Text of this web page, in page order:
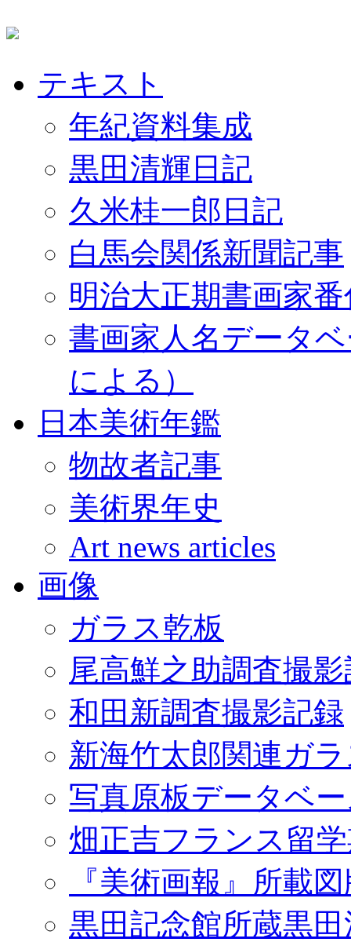
テキスト
年紀資料集成
黒田清輝日記
久米桂一郎日記
白馬会関係新聞記事
明治大正期書画家
書画家人名データ
による）
日本美術年鑑
物故者記事
美術界年史
Art news articles
画像
ガラス乾板
尾高鮮之助調査撮
和田新調査撮影記録
新海竹太郎関連ガ
写真原板データベ
畑正吉フランス留
『美術画報』所載
黒田記念館所蔵黒